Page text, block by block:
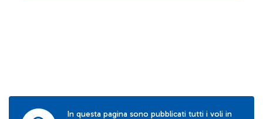
In questa pagina sono pubblicati tutti i voli in